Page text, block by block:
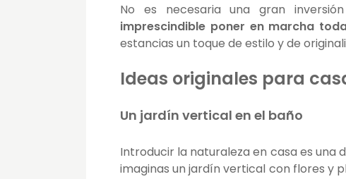
No es necesaria una gran
imprescindible poner en marcha
estancias un toque de estilo y de
Ideas originales para
Un jardín vertical en el baño
Introducir la naturaleza en casa es una
imaginas un jardín vertical con flores y